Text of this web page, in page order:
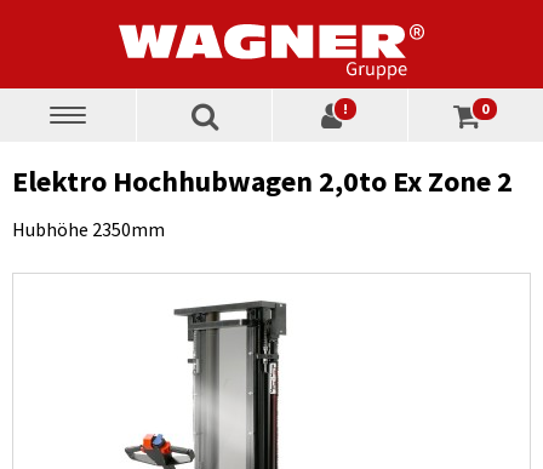
Toggle
! 0
Elektro Hochhubwagen 2,0to Ex Zone 2
Hubhöhe 2350mm